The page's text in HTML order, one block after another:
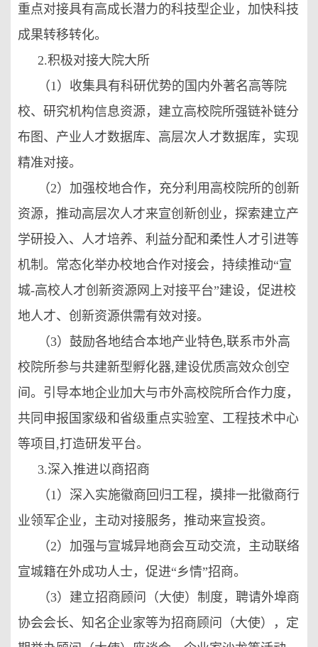
重点对接具有高成长潜力的科技型企业，加快科技
成果转移转化。
2.积极对接大院大所
（1）收集具有科研优势的国内外著名高等院
校、研究机构信息资源，建立高校院所强链补链分
布图、产业人才数据库、高层次人才数据库，实现
精准对接。
（2）加强校地合作，充分利用高校院所的创新
资源，推动高层次人才来宣创新创业，探索建立产
学研投入、人才培养、利益分配和柔性人才引进等
机制。常态化举办校地合作对接会，持续推动“宣
城-高校人才创新资源网上对接平台”建设，促进校
地人才、创新资源供需有效对接。
（3）鼓励各地结合本地产业特色,联系市外高
校院所参与共建新型孵化器,建设优质高效众创空
间。引导本地企业加大与市外高校院所合作力度，
共同申报国家级和省级重点实验室、工程技术中心
等项目,打造研发平台。
3.深入推进以商招商
（1）深入实施徽商回归工程，摸排一批徽商行
业领军企业，主动对接服务，推动来宣投资。
（2）加强与宣城异地商会互动交流，主动联络
宣城籍在外成功人士，促进“乡情”招商。
（3）建立招商顾问（大使）制度，聘请外埠商
协会会长、知名企业家等为招商顾问（大使），定